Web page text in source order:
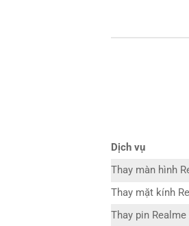
Dịch vụ
Thay màn hình
Thay mặt kính
Thay pin Realme